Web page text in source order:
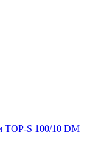
TOP-S 100/10 DM